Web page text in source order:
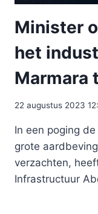
Minister
het
Marmara
22 augustus 2023
In een poging
grote
verzachten,
Infrastructuur